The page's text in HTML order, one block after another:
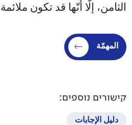
الثامن، إلّا أنّها قد تكون
المهمّة
קישורים נוספים:
دليل الإجابات